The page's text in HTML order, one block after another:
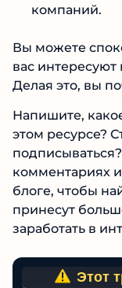
компаний.
Вы можете
вас интересуют
Делая это, вы
Напишите,
этом ресурсе?
комментариях
блоге, чтобы
принесут
заработать в
Этот